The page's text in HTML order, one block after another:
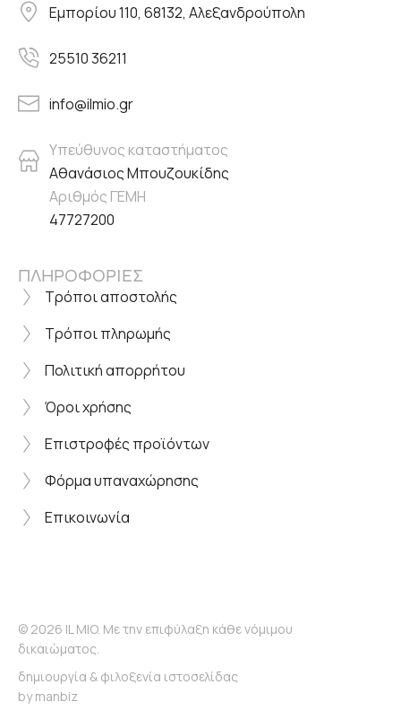
Εμπορίου 110, 68132, Αλεξανδρούπολη
25510 36211
info@ilmio.gr
Υπεύθυνος καταστήματος
Αθανάσιος Μπουζουκίδης
Αριθμός ΓΕΜΗ
47727200
ΠΛΗΡΟΦΟΡΙΕΣ
Τρόποι αποστολής
Τρόποι πληρωμής
Πολιτική απορρήτου
Όροι χρήσης
Επιστροφές προϊόντων
Φόρμα υπαναχώρησης
Επικοινωνία
© 2026 IL MIO. Με την επιφύλαξη κάθε νόμιμου
δικαιώματος.
δημιουργία & φιλοξενία ιστοσελίδας
bymanbiz